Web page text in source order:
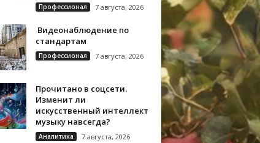
Профессионал 7 августа, 2026
Видеонаблюдение по
стандартам
Профессионал 7 августа, 2026
Прочитано в соцсети.
Изменит ли
искусственный интеллект
музыку навсегда?
Аналитика 7 августа, 2026